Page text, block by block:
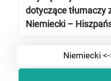
dotyczące tłumaczy
Niemiecki –
Niemiecki